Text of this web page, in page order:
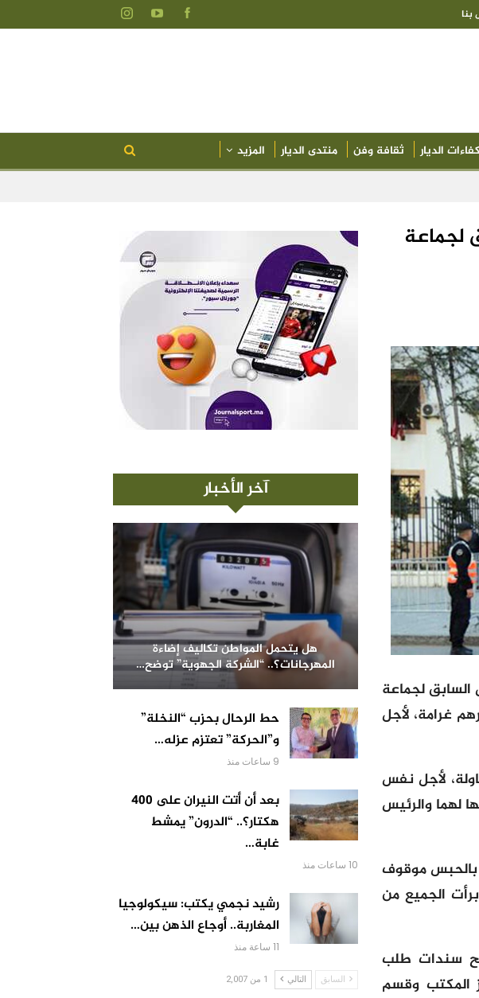
بنا
كفاءات الديار ثقافة وفن منتدى الديار المزيد
سابق لجماعة
السابق لجماعة
ببولمان، من التجمع الوطني للأحرار، ب8 أشهر حبسا نافذا و1000 درهم غرامة، لأجل
لأجل نفس
لهما والرئيس
بالحبس موقوف
وبرأت الجميع من
سندات طلب
المكتب وقسم
آخر الأخبار
هل يتحمل المواطن تكاليف إضاءة
المهرجانات؟.. “الشركة الجهوية” توضح…
حط الرحال بحزب “النخلة”
و”الحركة” تعتزم عزله…
9 ساعات منذ
بعد أن أتت النيران على 400
هكتار؟.. “الدرون” يمشط
غابة…
10 ساعات منذ
رشيد نجمي يكتب: سيكولوجيا
المغاربة.. أوجاع الذهن بين…
11 ساعة منذ
السابق التالي 1 من 2,007